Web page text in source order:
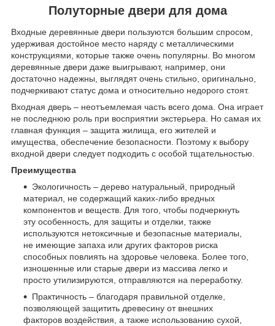
Полуторные двери для дома
Входные деревянные двери пользуются большим спросом,
удерживая достойное место наряду с металлическими
конструкциями, которые также очень популярны. Во многом
деревянные двери даже выигрывают, например, они
достаточно надежны, выглядят очень стильно, оригинально,
подчеркивают статус дома и относительно недорого стоят.
Входная дверь – неотъемлемая часть всего дома. Она играет
не последнюю роль при восприятии экстерьера. Но самая их
главная функция – защита жилища, его жителей и
имущества, обеспечение безопасности. Поэтому к выбору
входной двери следует подходить с особой тщательностью.
Преимущества
Экологичность – дерево натуральный, природный
материал, не содержащий каких-либо вредных
компонентов и веществ. Для того, чтобы подчеркнуть
эту особенность, для защиты и отделки, также
используются нетоксичные и безопасные материалы,
не имеющие запаха или других факторов риска
способных повлиять на здоровье человека. Более того,
изношенные или старые двери из массива легко и
просто утилизируются, отправляются на переработку.
Практичность – благодаря правильной отделке,
позволяющей защитить древесину от внешних
факторов воздействия, а также использованию сухой,